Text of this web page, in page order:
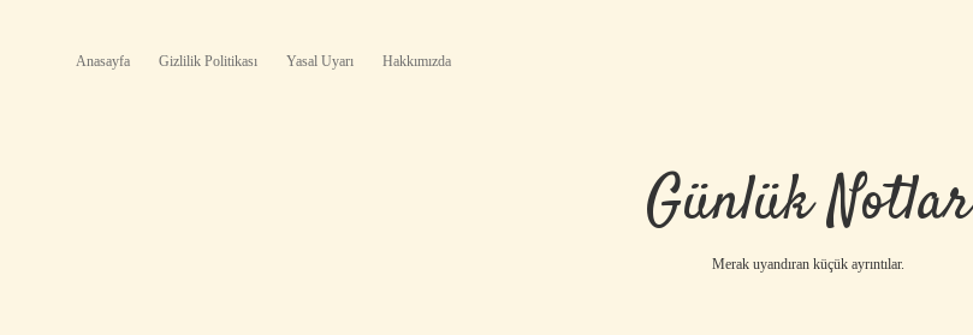
Anasayfa Gizlilik Politikası Yasal Uyarı Hakkımızda
Günlük Notlar
Merak uyandıran küçük ayrıntılar.